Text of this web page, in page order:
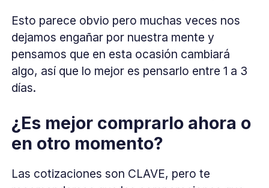
Esto parece obvio pero muchas veces nos
dejamos engañar por nuestra mente y
pensamos que en esta ocasión cambiará
algo, así que lo mejor es pensarlo entre 1 a 3
días.
¿Es mejor comprarlo ahora o
en otro momento?
Las cotizaciones son CLAVE, pero te